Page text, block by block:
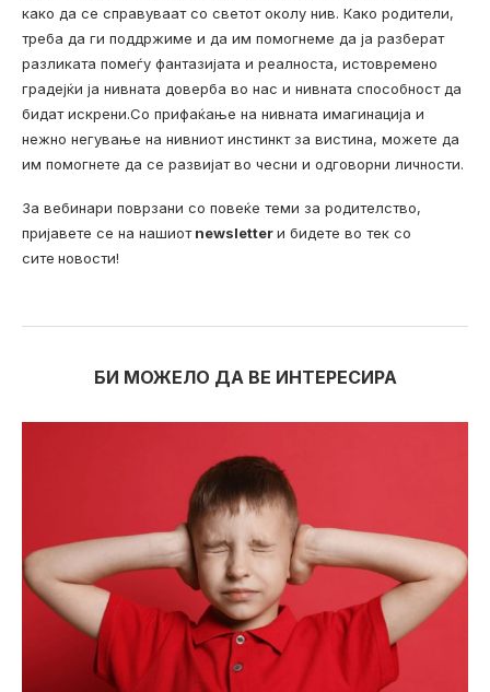
како да се справуваат со светот околу нив. Како родители,
треба да ги поддржиме и да им помогнеме да ја разберат
разликата помеѓу фантазијата и реалноста, истовремено
градејќи ја нивната доверба во нас и нивната способност да
бидат искрени.Со прифаќање на нивната имагинација и
нежно негување на нивниот инстинкт за вистина, можете да
им помогнете да се развијат во чесни и одговорни личности.
За вебинари поврзани со повеќе теми за родителство,
пријавете се на нашиотnewsletterи бидете во тек со
сите новости!
БИ МОЖЕЛО ДА ВЕ ИНТЕРЕСИРА